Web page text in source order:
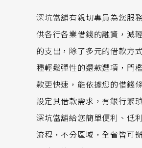
深坑當舖有親切專員為您服
供各行各業借錢的融資，減
的支出，除了多元的借款方
種輕鬆彈性的還款選項，門
款更快速，能依據您的借錢
設定其借款需求，有銀行繁
深坑當舖給您簡單便利、低
流程，不分區域，全省皆可